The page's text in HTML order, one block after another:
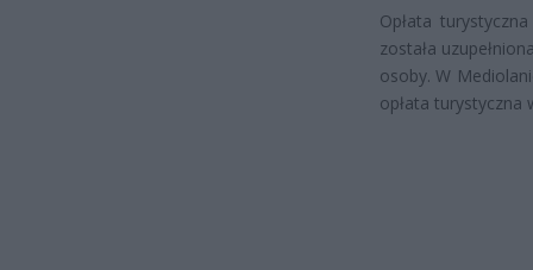
Opłata
została
osoby. W
opłata turystyczna